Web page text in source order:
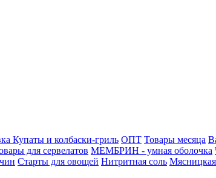
Купаты и колбаски-гриль ОПТ Товары месяца
для сервелатов МЕМБРИН - умная оболочка
Старты для овощей Нитритная соль